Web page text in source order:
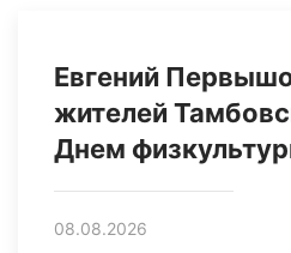
Евгений
жителей
Днем
08.08.2026